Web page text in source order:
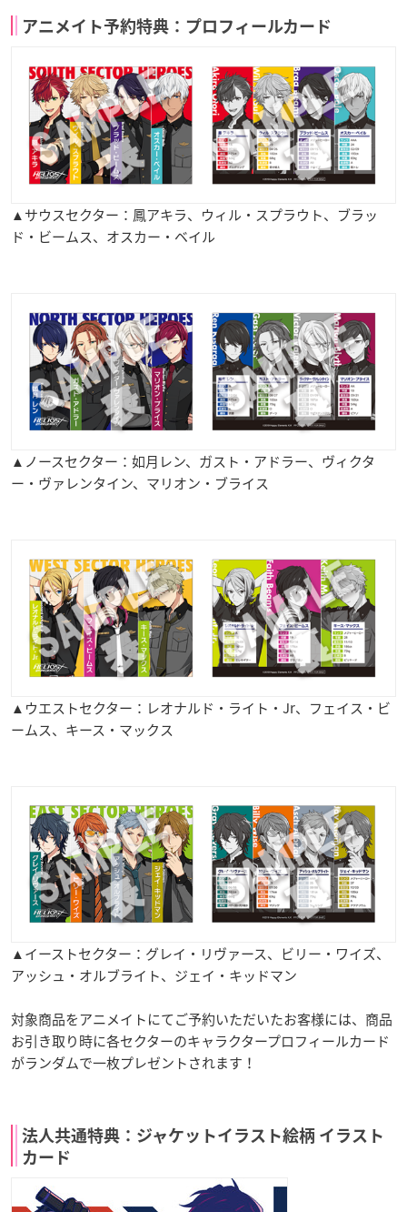
アニメイト予約特典：プロフィールカード
▲サウスセクター：鳳アキラ、ウィル・スプラウト、ブラッ
ド・ビームス、オスカー・ベイル
▲ノースセクター：如月レン、ガスト・アドラー、ヴィクタ
ー・ヴァレンタイン、マリオン・ブライス
▲ウエストセクター：レオナルド・ライト・Jr、フェイス・ビ
ームス、キース・マックス
▲イーストセクター：グレイ・リヴァース、ビリー・ワイズ、
アッシュ・オルブライト、ジェイ・キッドマン
対象商品をアニメイトにてご予約いただいたお客様には、商品
お引き取り時に各セクターのキャラクタープロフィールカード
がランダムで一枚プレゼントされます！
法人共通特典：ジャケットイラスト絵柄 イラスト
カード